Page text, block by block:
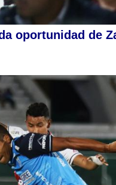
oportunidad de